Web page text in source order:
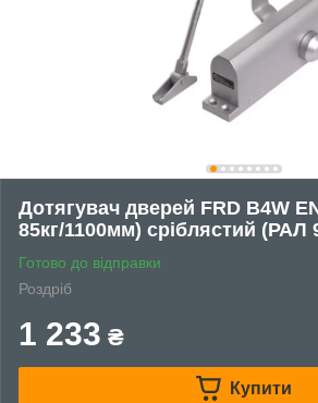
Дотягувач дверей FRD B4W
85кг/1100мм) сріблястий (РАЛ
Готово до відправки
Роздріб
1 233 ₴
Купити